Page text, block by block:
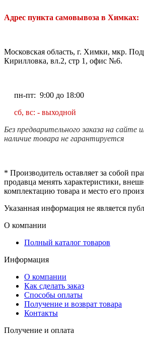
Адрес пункта самовывоза в Химках:
Московская область, г. Химки, мкр.
Кирилловка, вл.2, стр 1, офис №6.
пн-пт: 9:00 до 18:00
сб, вс: - выходной
Без предварительного заказа на сайте
наличие товара не гарантируется
* Производитель оставляет за собой
продавца менять характеристики,
комплектацию товара и место его
Указанная информация не является
О компании
Полный каталог товаров
Информация
О компании
Как сделать заказ
Способы оплаты
Получение и возврат товара
Контакты
Получение и оплата